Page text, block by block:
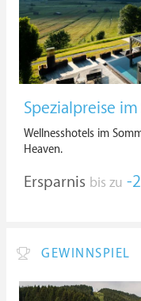
Spezialpreise
Wellnesshotels im
Heaven.
Ersparnis bis zu -
GEWINNSPIEL